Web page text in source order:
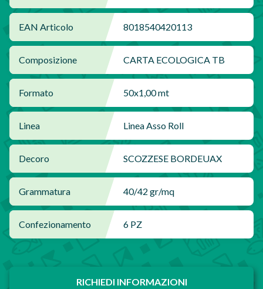
EAN Articolo 8018540420113
Composizione CARTA ECOLOGICA TB
Formato 50x1,00 mt
Linea Linea Asso Roll
Decoro SCOZZESE BORDEUAX
Grammatura 40/42 gr/mq
Confezionamento 6 PZ
RICHIEDI INFORMAZIONI